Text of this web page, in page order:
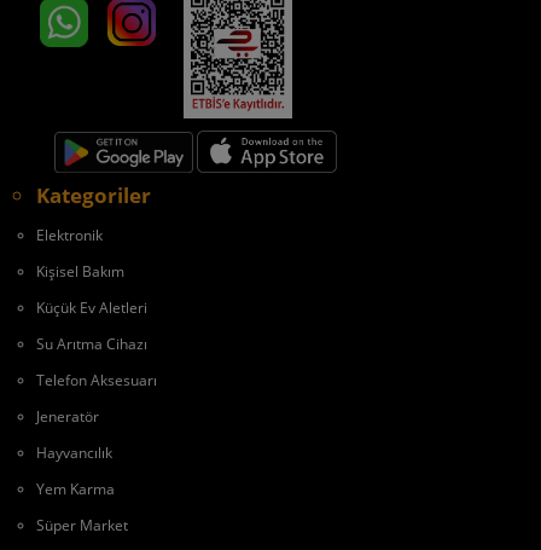
Kategoriler
Elektronik
Kişisel Bakım
Küçük Ev Aletleri
Su Arıtma Cihazı
Telefon Aksesuarı
Jeneratör
Hayvancılık
Yem Karma
Süper Market